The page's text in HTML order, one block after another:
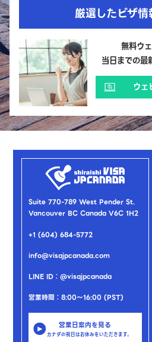
厳選したビザ
無料ウ
当日までの最
ウェ
Suite 770-789 West Pender St.
Vancouver BC Canada V6C 1H2
+1 (604) 684-5772
info@visajpcanada.com
LINE ID：@visajpcanada
営業時間：8:00～16:00 (PST)
営業日案内を見る
カナダの祝日はお休みをいただきます。